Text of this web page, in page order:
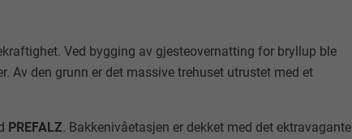
Ved bygging av gjesteovernatting for bryllup ble
Av den grunn er det massive trehuset utrustet med et
PREFALZ. Bakkenivåetasjen er dekket med det ektravagante